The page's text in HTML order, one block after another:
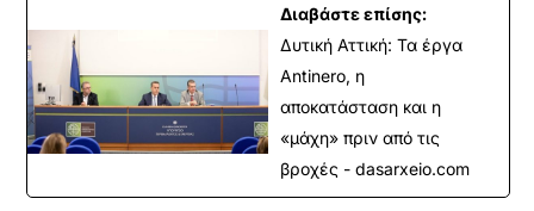
Διαβάστε επίσης:
Δυτική Αττική: Τα έργα
Antinero, η
αποκατάσταση και η
«μάχη» πριν από τις
βροχές - dasarxeio.com